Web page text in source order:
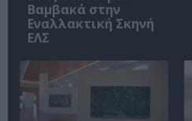
Βαμβακά στην
Εναλλακτική Σκηνή
ΕΛΣ